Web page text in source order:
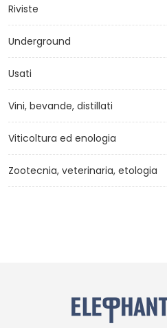
Riviste
Underground
Usati
Vini, bevande, distillati
Viticoltura ed enologia
Zootecnia, veterinaria, etologia